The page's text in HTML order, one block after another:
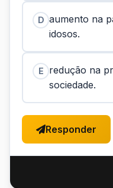
D aumento na
idosos.
E
redução na
sociedade.
Responder